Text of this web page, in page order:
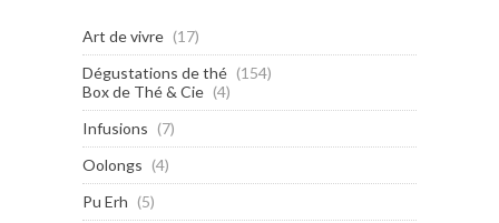
Art de vivre (17)
Dégustations de thé (154)
Box de Thé & Cie (4)
Infusions (7)
Oolongs (4)
Pu Erh (5)